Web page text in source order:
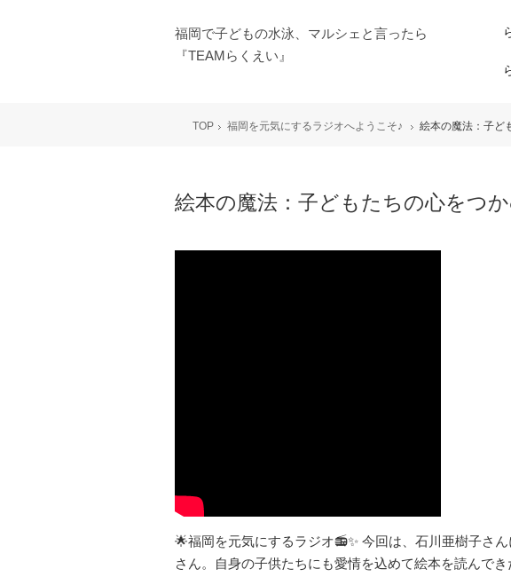
福岡で子どもの水泳、マルシェと言ったら
『TEAMらくえい』
TOP 福岡を元気にするラジオへようこそ♪ 絵本の魔法：子
絵本の魔法：子どもたちの心を
🌟福岡を元気にするラジオ📻✨ 今回は、石川亜樹子さ
さん。自身の子供たちにも愛情を込めて絵本を読んで